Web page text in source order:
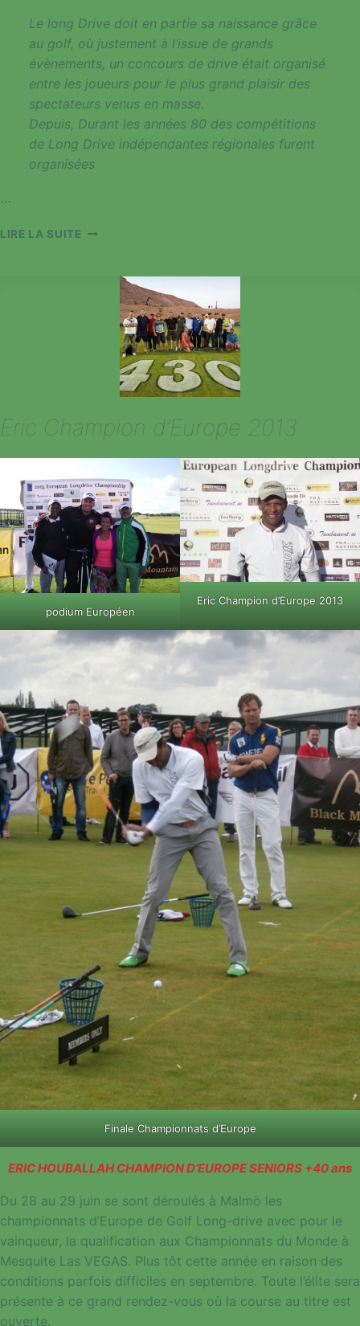
Le long Drive doit en partie sa naissance grâce
au golf, où justement à l’issue de grands
évènements, un concours de drive était organisé
entre les joueurs pour le plus grand plaisir des
spectateurs venus en masse.
Depuis, Durant les années 80 des compétitions
de Long Drive indépendantes régionales furent
organisées
…
LIRE LA SUITE
ETATS-
Eric Champion d’Europe 2013
podium Européen
Eric Champion d’Europe 2013
Finale Championnats d’Europe
ERIC HOUBALLAH CHAMPION D’EUROPE SENIORS +40 ans
Du 28 au 29 juin se sont déroulés à Malmö les
championnats d’Europe de Golf Long-drive avec pour le
vainqueur, la qualification aux Championnats du Monde à
Mesquite Las VEGAS. Plus tôt cette année en raison des
conditions parfois difficiles en septembre. Toute l’élite sera
présente à ce grand rendez-vous où la course au titre est
ouverte.